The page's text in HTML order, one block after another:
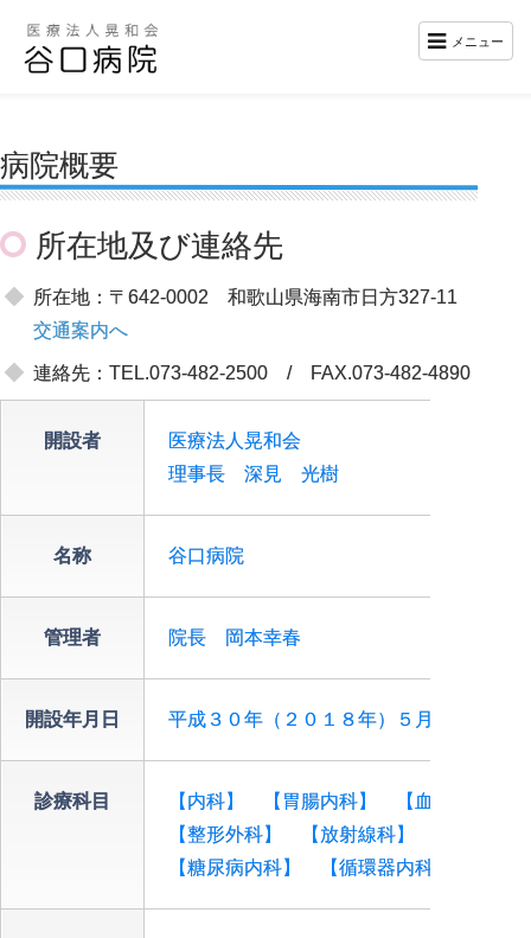
メニュー
病院概要
所在地及び連絡先
所在地：〒642-0002 和歌山県海南市日方327-11
交通案内へ
連絡先：TEL.073-482-2500 / FAX.073-482-4890
開設者
医療法人晃和会
理事長 深見 光樹
名称 谷口病院
管理者 院長 岡本幸春
開設年月日 平成３０年（２０１８年）５月１４日（
診療科目
【内科】 【胃腸内科】 【血液内科】
【整形外科】 【放射線科】 【リハビリ
【糖尿病内科】 【循環器内科】 【足外